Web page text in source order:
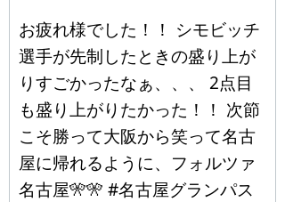
お疲れ様でした！！ シモビッチ
選手が先制したときの盛り上が
りすごかったなぁ、、、 2点目
も盛り上がりたかった！！ 次節
こそ勝って大阪から笑って名古
屋に帰れるように、フォルツァ
名古屋🎌🎌 #名古屋グランパス